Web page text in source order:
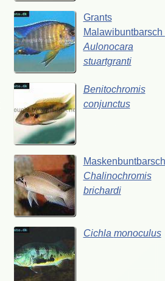
Grants
Malawibuntbarsch
Aulonocara
stuartgranti
Benitochromis
conjunctus
Maskenbuntbarsch
Chalinochromis
brichardi
Cichla monoculus